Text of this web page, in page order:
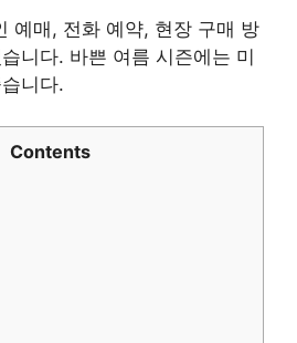
예매, 전화 예약, 현장 구매 방
니다. 바쁜 여름 시즌에는 미
니다.
Contents